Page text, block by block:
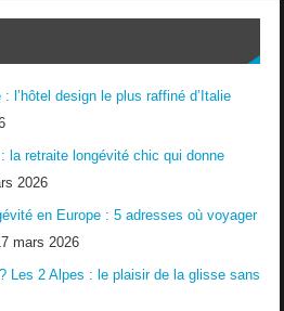
l’hôtel design le plus raffiné d’Italie
la retraite longévité chic qui donne
2026
en Europe : 5 adresses où voyager
mars 2026
Les 2 Alpes : le plaisir de la glisse sans